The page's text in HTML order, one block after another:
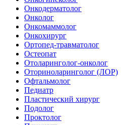
Онкодерматолог
Онколог
Онкомаммолог
Онкохирург
Ортопед-травматолог
Остеопат
Отоларинголог-онколог
Оториноларинголог (ЛОР)
Офтальмолог
Педиатр
Пластический хирург
Подолог
Проктолог